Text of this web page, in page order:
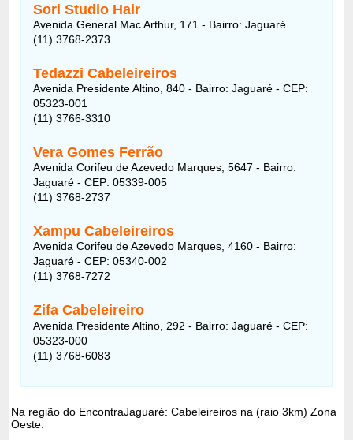
Sori Studio Hair
Avenida General Mac Arthur, 171 - Bairro: Jaguaré
(11) 3768-2373
Tedazzi Cabeleireiros
Avenida Presidente Altino, 840 - Bairro: Jaguaré - CEP:
05323-001
(11) 3766-3310
Vera Gomes Ferrão
Avenida Corifeu de Azevedo Marques, 5647 - Bairro:
Jaguaré - CEP: 05339-005
(11) 3768-2737
Xampu Cabeleireiros
Avenida Corifeu de Azevedo Marques, 4160 - Bairro:
Jaguaré - CEP: 05340-002
(11) 3768-7272
Zifa Cabeleireiro
Avenida Presidente Altino, 292 - Bairro: Jaguaré - CEP:
05323-000
(11) 3768-6083
Na região do EncontraJaguaré: Cabeleireiros na (raio 3km) Zona
Oeste: